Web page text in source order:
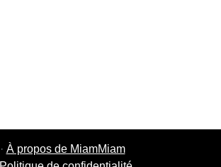
· À propos de MiamMiam